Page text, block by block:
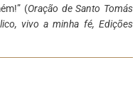
(Oração de Santo Tomás
vivo a minha fé, Edições